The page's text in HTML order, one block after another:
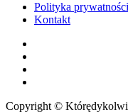
Polityka prywatności
Kontakt
Copyright ©